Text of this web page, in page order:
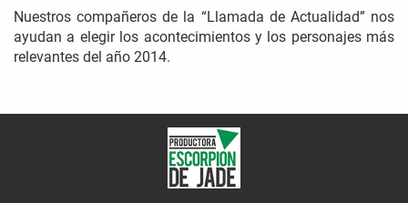
Nuestros compañeros de la “Llamada de Actualidad” nos
ayudan a elegir los acontecimientos y los personajes más
relevantes del año 2014.